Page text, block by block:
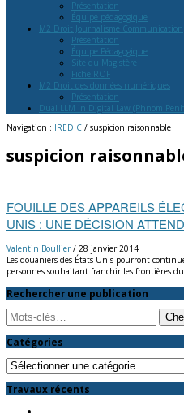
Présentation
Équipe pédagogique
M2 Droit Journalisme Communication
Présentation
Équipe Pédagogique
Site du Magistère
Fiche ROF
M2 Droit des données numériques
Présentation
Dual LLM in Digital Law (Phnom
Navigation : IREDIC / suspicion raisonnable
suspicion
FOUILLE DES APPAREILS
UNIS : UNE DÉCISION
Valentin Boullier / 28 janvier 2014
Les douaniers des États-Unis pourront
personnes souhaitant franchir les frontières
Rechercher une publication
Search
Catégories
Catégories
Travaux récents